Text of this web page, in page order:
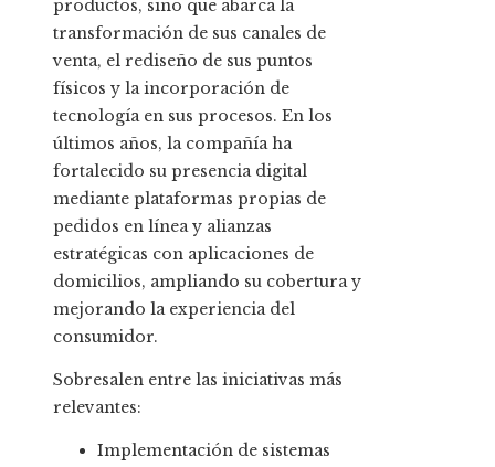
productos, sino que abarca la
transformación de sus canales de
venta, el rediseño de sus puntos
físicos y la incorporación de
tecnología en sus procesos. En los
últimos años, la compañía ha
fortalecido su presencia digital
mediante plataformas propias de
pedidos en línea y alianzas
estratégicas con aplicaciones de
domicilios, ampliando su cobertura y
mejorando la experiencia del
consumidor.
Sobresalen entre las iniciativas más
relevantes:
Implementación de sistemas